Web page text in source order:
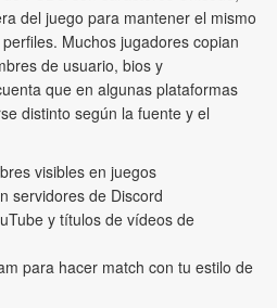
del juego para mantener el mismo
Muchos jugadores copian
de usuario, bios y
que en algunas plataformas
distinto según la fuente y el
visibles en juegos
servidores de Discord
y títulos de vídeos de
para hacer match con tu estilo de